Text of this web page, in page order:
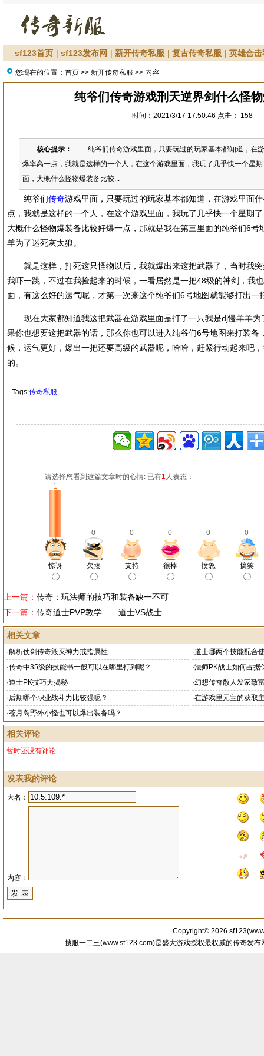
sf123首页 | sf123发布网 | 新开传奇私服 | 复古传奇私服 | 英雄合击
您现在的位置： 首页 >> 新开传奇私服 >> 内容
纯爷们传奇游戏刑天逆界剑什么怪
时间：2021/3/17 17:50:46 点击： 158
核心提示：
纯爷们传奇游戏里面，只要玩过的玩家基本都知道，在
爆率高一点，我就是这样的一个人，在这个游戏里面，我玩了几乎快一个星
面，大概什么怪物爆装备比较...
纯爷们传奇游戏里面，只要玩过的玩家基本都知道，在游戏里面
点，我就是这样的一个人，在这个游戏里面，我玩了几乎快一个星期
大概什么怪物爆装备比较好爆一点，那就是我在第三里面的纯爷们6号
羊为了迷死灰太狼。
就是这样，打死这只怪物以后，我就爆出来这把武器了，当时我突
我吓一跳，不过在我捡起来的时候，一看居然是一把48级的神剑，我
面，有这么好的运气呢，才第一次来这个纯爷们6号地图就能够打出一
现在大家都知道我这把武器在游戏里面是打了一只我是dj慢羊羊为
果你也想要这把武器的话，那么你也可以进入纯爷们6号地图来打装备
候，运气更好，爆出一把还要高级的武器呢，哈哈，赶紧行动起来吧
的。
Tags:传奇私服
请选择您看到这篇文章时的心情: 已有1 人表态：
1
0 0 0 0 0
惊讶 欠揍 支持 很棒 愤怒 搞笑
上一篇： 传奇：玩法师的技巧和装备缺一不可
下一篇： 传奇道士PVP教学——道士VS战士
相关文章
·解析仗剑传奇毁灭神力戒指属性 ·道士哪两个技能配合
·传奇中35级的技能书一般可以在哪里打到呢？ ·法师PK战士如何占据
·道士PK技巧大揭秘 ·幻想传奇散人发家致
·后期哪个职业战斗力比较强呢？ ·在游戏里元宝的获取
·苍月岛野外小怪也可以爆出装备吗？
相关评论
暂时还没有评论
发表我的评论
大名：
内容：
Copyright© 2026 sf123(
搜服一二三(www.sf123.com)是盛大游戏授权最权威的传奇发